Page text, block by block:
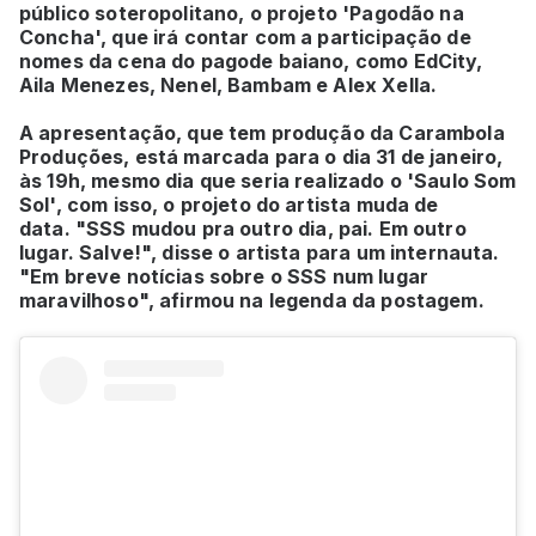
público soteropolitano, o projeto 'Pagodão na
Concha', que irá contar com a participação de
nomes da cena do pagode baiano, como EdCity,
Aila Menezes, Nenel, Bambam e Alex Xella.
A apresentação, que tem produção da Carambola
Produções, está marcada para o dia 31 de janeiro,
às 19h, mesmo dia que seria realizado o 'Saulo Som
Sol', com isso, o projeto do artista muda de
data. "SSS mudou pra outro dia, pai. Em outro
lugar. Salve!", disse o artista para um internauta.
"Em breve notícias sobre o SSS num lugar
maravilhoso", afirmou na legenda da postagem.